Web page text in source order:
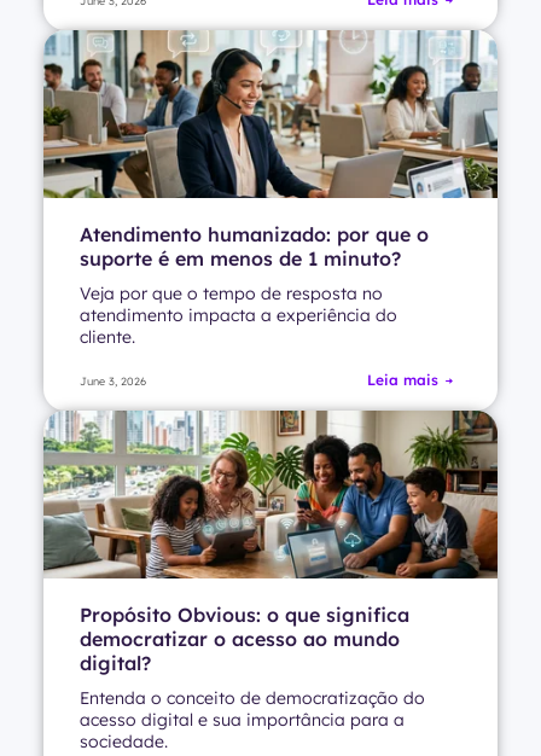
Atendimento humanizado: por que o
suporte é em menos de 1 minuto?
Veja por que o tempo de resposta no
atendimento impacta a experiência do
cliente.
June 3, 2026 Leia mais
Propósito Obvious: o que significa
democratizar o acesso ao mundo
digital?
Entenda o conceito de democratização do
acesso digital e sua importância para a
sociedade.